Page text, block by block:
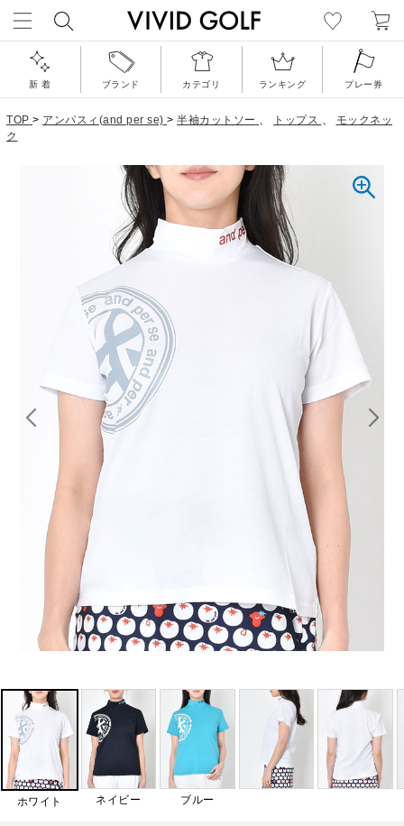
新 着 ブランド カテゴリ ランキング プレー券
TOP > アンパスィ(and per se) > 半袖カットソー 、 トップス 、
モックネッ
ク
ホワイト ネイビー ブルー